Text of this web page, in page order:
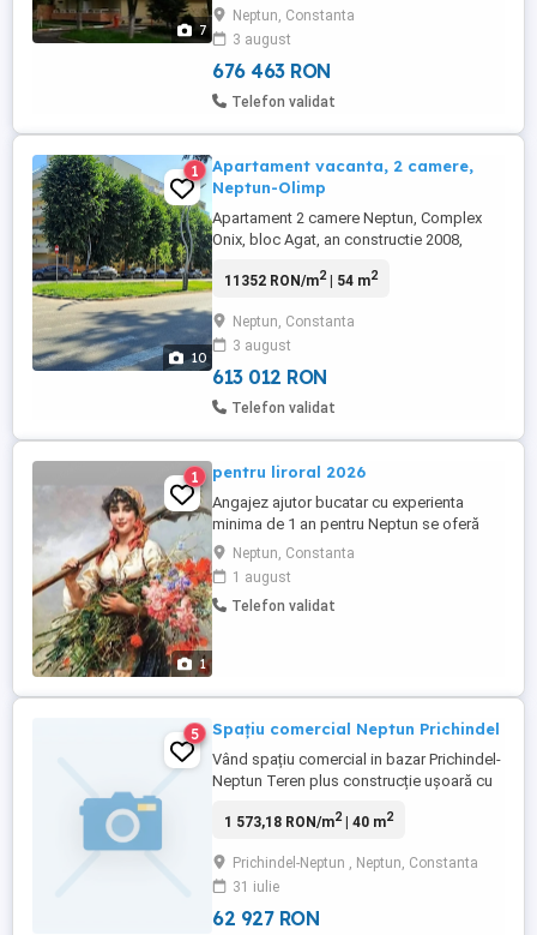
7
permanentă. Acest apartament luminos și
spațios dispune de: 2 camere
confortabile, ideale pentru relaxare sau
Neptun, Constanta
3 august
676 463 RON
Telefon validat
10
1
Apartament vacanta, 2 camere,
Neptun-Olimp
Apartament 2 camere Neptun, Complex
Onix, bloc Agat, an constructie 2008,
multa verdeata, orientare nord-vest fiind
150m. Accesul in curtea interioară a
complexului este cu barieră. Apartamentul
este semidecomandat, mobilat, ...
11352 RON/m2| 54 m2
Neptun, Constanta
3 august
613 012 RON
Telefon validat
1
1 pentru liroral 2026
Angajez ajutor bucatar cu experienta
minima de 1 an pentru Neptun se oferă
cazare si masa salariu in functie de
experiență
Neptun, Constanta
1 august
Telefon validat
5 Spațiu comercial Neptun Prichindel
Vând spațiu comercial in bazar Prichindel-
Neptun Teren plus construcție ușoară cu
inclusiv pe constructie)
1 573,18 RON/m2| 40 m2
Prichindel-Neptun , Neptun, Constanta
31 iulie
62 927 RON